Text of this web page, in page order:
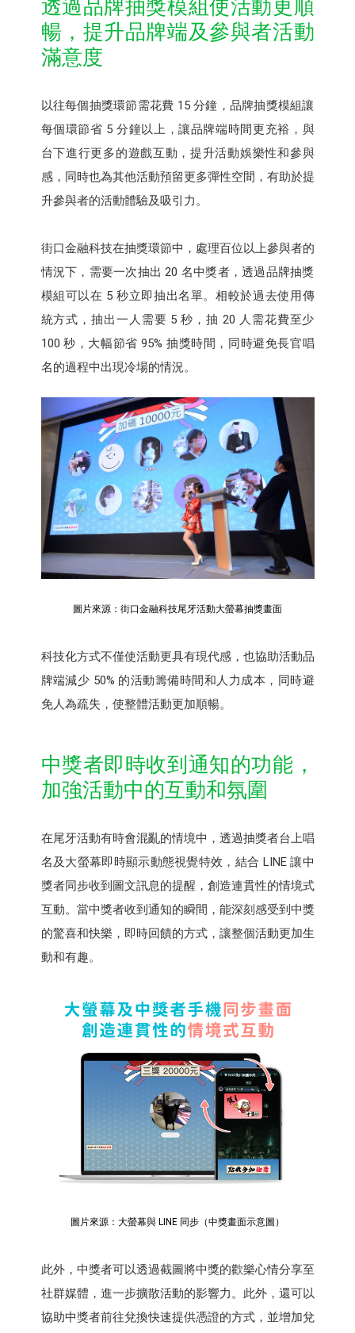
透過品牌抽獎模組使活動更順
暢，提升品牌端及參與者活動
滿意度
以往每個抽獎環節需花費 15 分鐘，品牌抽獎模組讓
每個環節省 5 分鐘以上，讓品牌端時間更充裕，與
台下進行更多的遊戲互動，提升活動娛樂性和參與
感，同時也為其他活動預留更多彈性空間，有助於提
升參與者的活動體驗及吸引力。
街口金融科技在抽獎環節中，處理百位以上參與者的
情況下，需要一次抽出 20 名中獎者，透過品牌抽獎
模組可以在 5 秒立即抽出名單。相較於過去使用傳
統方式，抽出一人需要 5 秒，抽 20 人需花費至少
100 秒，大幅節省 95% 抽獎時間，同時避免長官唱
名的過程中出現冷場的情況。
圖片來源：街口金融科技尾牙活動大螢幕抽獎畫面
科技化方式不僅使活動更具有現代感，也協助活動品
牌端減少 50% 的活動籌備時間和人力成本，同時避
免人為疏失，使整體活動更加順暢。
中獎者即時收到通知的功能，
加強活動中的互動和氛圍
在尾牙活動有時會混亂的情境中，透過抽獎者台上唱
名及大螢幕即時顯示動態視覺特效，結合 LINE 讓中
獎者同步收到圖文訊息的提醒，創造連貫性的情境式
互動。當中獎者收到通知的瞬間，能深刻感受到中獎
的驚喜和快樂，即時回饋的方式，讓整個活動更加生
動和有趣。
圖片來源：大螢幕與 LINE 同步（中獎畫面示意圖）
此外，中獎者可以透過截圖將中獎的歡樂心情分享至
社群媒體，進一步擴散活動的影響力。此外，還可以
協助中獎者前往兌換快速提供憑證的方式，並增加兌